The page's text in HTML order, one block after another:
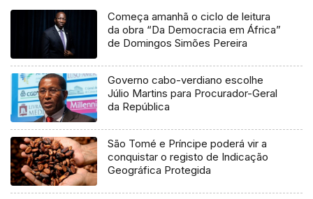
Começa amanhã o ciclo de leitura
da obra “Da Democracia em África”
de Domingos Simões Pereira
Governo cabo-verdiano escolhe
Júlio Martins para Procurador-Geral
da República
São Tomé e Príncipe poderá vir a
conquistar o registo de Indicação
Geográfica Protegida